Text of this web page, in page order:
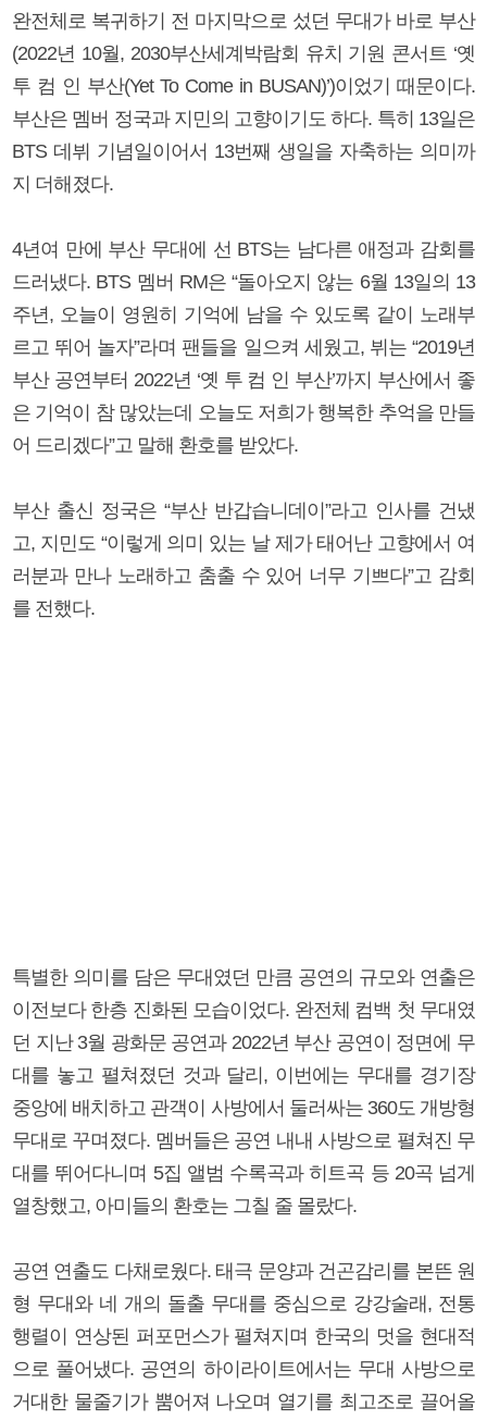
완전체로 복귀하기 전 마지막으로 섰던 무대가 바로 부산
(2022년 10월, 2030부산세계박람회 유치 기원 콘서트 ‘옛
투 컴 인 부산(Yet To Come in BUSAN)’)이었기 때문이다.
부산은 멤버 정국과 지민의 고향이기도 하다. 특히 13일은
BTS 데뷔 기념일이어서 13번째 생일을 자축하는 의미까
지 더해졌다.
4년여 만에 부산 무대에 선 BTS는 남다른 애정과 감회를
드러냈다. BTS 멤버 RM은 “돌아오지 않는 6월 13일의 13
주년, 오늘이 영원히 기억에 남을 수 있도록 같이 노래부
르고 뛰어 놀자”라며 팬들을 일으켜 세웠고, 뷔는 “2019년
부산 공연부터 2022년 ‘옛 투 컴 인 부산’까지 부산에서 좋
은 기억이 참 많았는데 오늘도 저희가 행복한 추억을 만들
어 드리겠다”고 말해 환호를 받았다.
부산 출신 정국은 “부산 반갑습니데이”라고 인사를 건냈
고, 지민도 “이렇게 의미 있는 날 제가 태어난 고향에서 여
러분과 만나 노래하고 춤출 수 있어 너무 기쁘다”고 감회
를 전했다.
특별한 의미를 담은 무대였던 만큼 공연의 규모와 연출은
이전보다 한층 진화된 모습이었다. 완전체 컴백 첫 무대였
던 지난 3월 광화문 공연과 2022년 부산 공연이 정면에 무
대를 놓고 펼쳐졌던 것과 달리, 이번에는 무대를 경기장
중앙에 배치하고 관객이 사방에서 둘러싸는 360도 개방형
무대로 꾸며졌다. 멤버들은 공연 내내 사방으로 펼쳐진 무
대를 뛰어다니며 5집 앨범 수록곡과 히트곡 등 20곡 넘게
열창했고, 아미들의 환호는 그칠 줄 몰랐다.
공연 연출도 다채로웠다. 태극 문양과 건곤감리를 본뜬 원
형 무대와 네 개의 돌출 무대를 중심으로 강강술래, 전통
행렬이 연상된 퍼포먼스가 펼쳐지며 한국의 멋을 현대적
으로 풀어냈다. 공연의 하이라이트에서는 무대 사방으로
거대한 물줄기가 뿜어져 나오며 열기를 최고조로 끌어올